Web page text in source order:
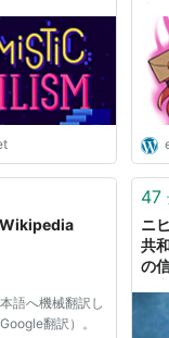
ス
マ
ヒ
語へ機械翻訳し
翻訳）。
47
ニ
共
の
プ